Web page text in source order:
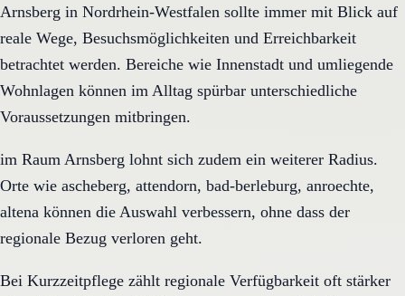
Arnsberg in Nordrhein-Westfalen sollte immer mit Blick auf
reale Wege, Besuchsmöglichkeiten und Erreichbarkeit
betrachtet werden. Bereiche wie Innenstadt und umliegende
Wohnlagen können im Alltag spürbar unterschiedliche
Voraussetzungen mitbringen.
im Raum Arnsberg lohnt sich zudem ein weiterer Radius.
Orte wie ascheberg, attendorn, bad-berleburg, anroechte,
altena können die Auswahl verbessern, ohne dass der
regionale Bezug verloren geht.
Bei Kurzzeitpflege zählt regionale Verfügbarkeit oft stärker